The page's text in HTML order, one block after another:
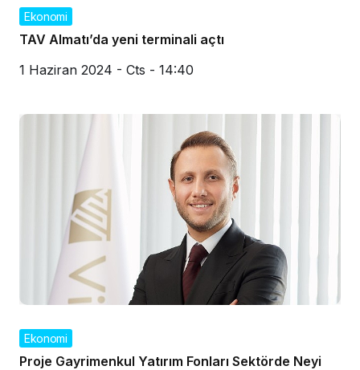
Ekonomi
TAV Almatı’da yeni terminali açtı
1 Haziran 2024 - Cts - 14:40
Ekonomi
Proje Gayrimenkul Yatırım Fonları Sektörde Neyi